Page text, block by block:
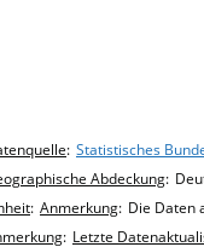
details
: Statistisches
Abdeckung:
: Anmerkung: Die Daten
: Letzte